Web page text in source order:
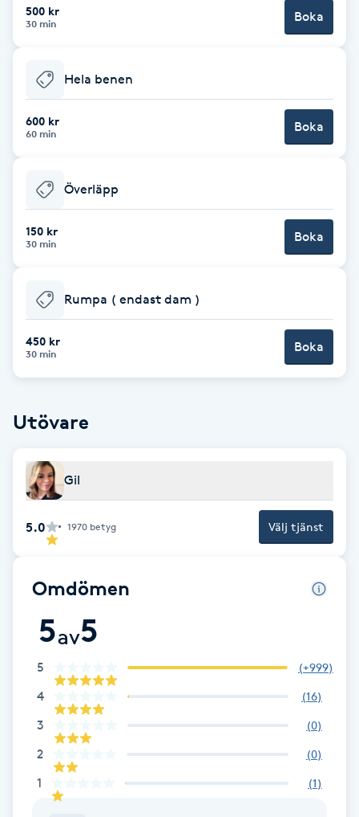
Coachning
Color correction
Cryoterapi
Damklippning
Dermapen
Enzympeeling
Face framing
Faceliftmassage
Fibromassage
Fotmassage
500 kr
30 min Boka
Hela benen
600 kr
60 min Boka
Överläpp
150 kr
30 min Boka
Rumpa ( endast dam )
450 kr
30 min Boka
Utövare
Gil
5.0 1970 betyg Välj tjänst
Omdömen
5av5
5 (+999)
4 (16)
3 (0)
2 (0)
1 (1)